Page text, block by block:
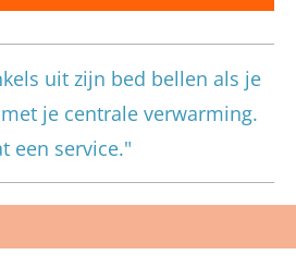
uit zijn bed bellen als je
je centrale verwarming.
een service."